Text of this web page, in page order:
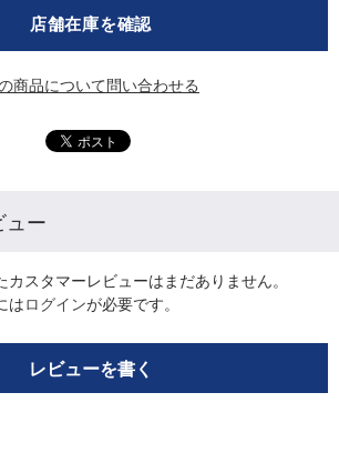
店舗在庫を確認
商品について問い合わせる
ュー
スタマーレビューはまだありません。
はログインが必要です。
レビューを書く